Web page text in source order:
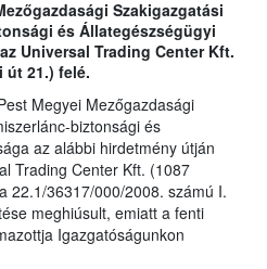
Szakigazgatási
és Állategészségügyi
Universal Trading Center Kft.
út 21.) felé.
Megyei Mezőgazdasági
biztonsági és
az alábbi hirdetmény útján
Trading Center Kft. (1087
22.1/36317/000/2008. számú I.
meghiúsult, emiatt a fenti
Igazgatóságunkon